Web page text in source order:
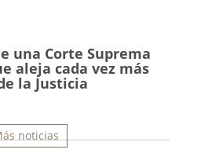
una Corte Suprema
aleja cada vez más
la Justicia
noticias